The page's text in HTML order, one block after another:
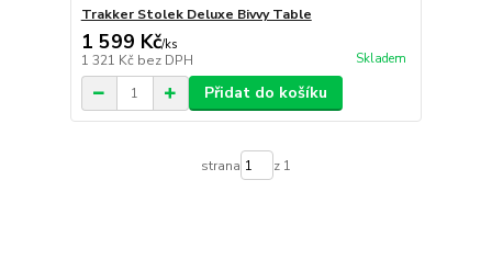
Trakker Stolek Deluxe Bivvy Table
1 599 Kč/ks
1 321 Kč bez DPH Skladem
Přidat do košíku
strana z 1